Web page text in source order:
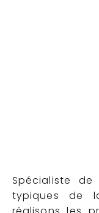
Spécialiste
typiques de